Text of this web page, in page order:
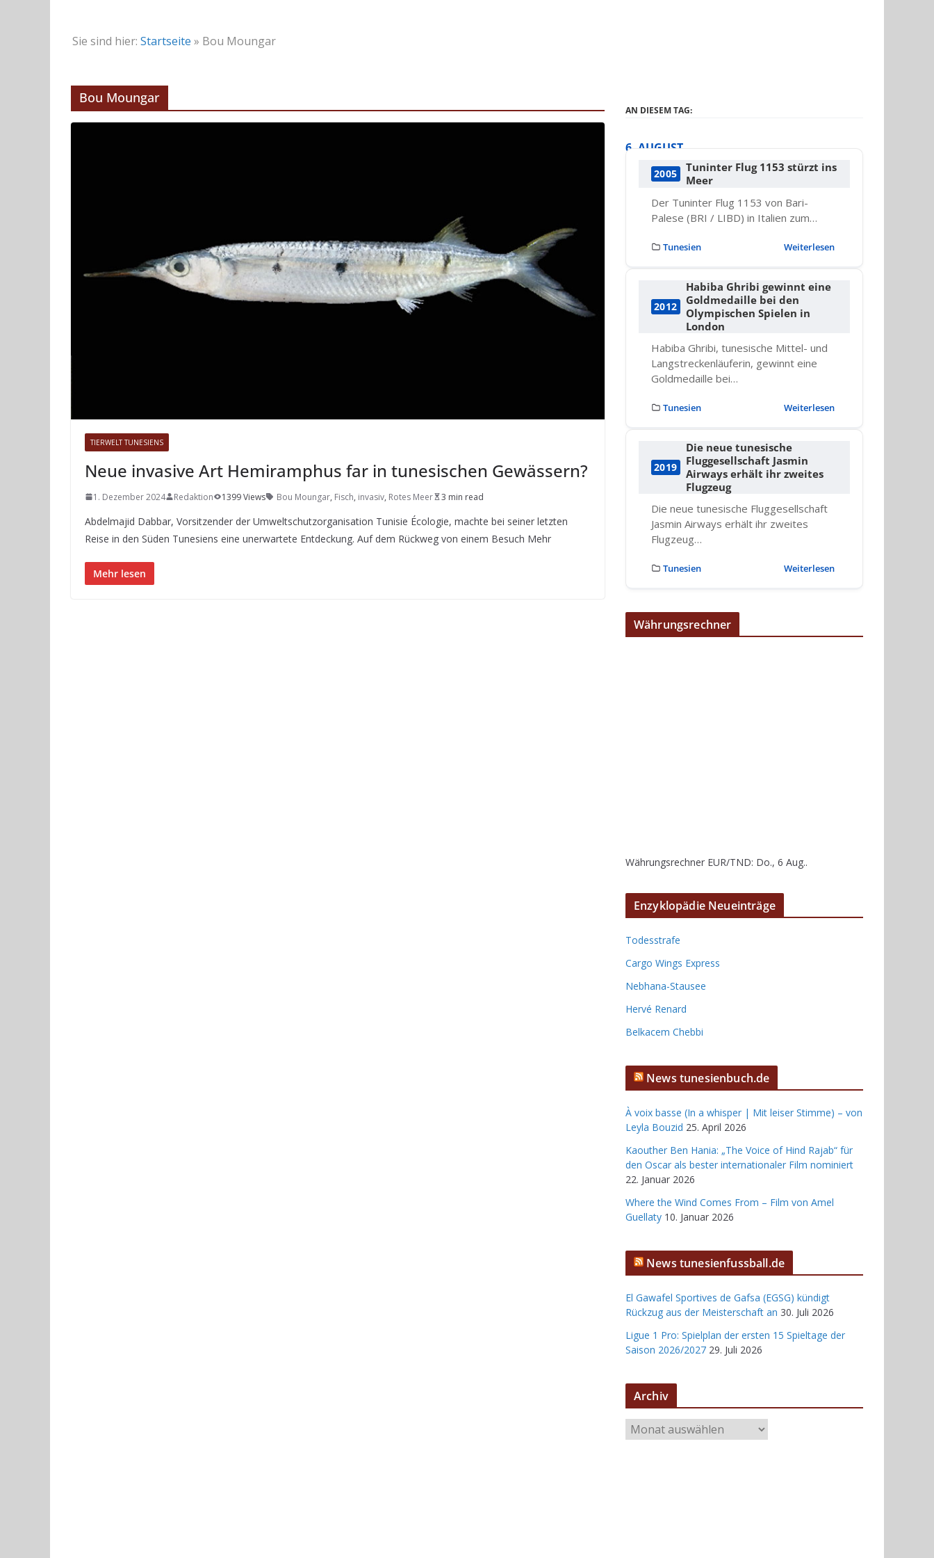
Sie sind hier: Startseite » Bou Moungar
Bou Moungar
TIERWELT TUNESIENS
Neue invasive Art Hemiramphus far in tunesischen Gewässern?
1. Dezember 2024 Redaktion 1399 Views Bou Moungar, Fisch, invasiv, Rotes Meer 3 min read
Abdelmajid Dabbar, Vorsitzender der Umweltschutzorganisation Tunisie Écologie, machte bei seiner letzten
Reise in den Süden Tunesiens eine unerwartete Entdeckung. Auf dem Rückweg von einem Besuch Mehr
Mehr lesen
AN DIESEM TAG:
6. AUGUST
2005
Tuninter Flug 1153 stürzt ins
Meer
Der Tuninter Flug 1153 von Bari-
Palese (BRI / LIBD) in Italien zum…
Tunesien Weiterlesen
2012
Habiba Ghribi gewinnt eine
Goldmedaille bei den
Olympischen Spielen in
London
Habiba Ghribi, tunesische Mittel- und
Langstreckenläuferin, gewinnt eine
Goldmedaille bei…
Tunesien Weiterlesen
2019
Die neue tunesische
Fluggesellschaft Jasmin
Airways erhält ihr zweites
Flugzeug
Die neue tunesische Fluggesellschaft
Jasmin Airways erhält ihr zweites
Flugzeug…
Tunesien Weiterlesen
Währungsrechner
Währungsrechner EUR/TND: Do., 6 Aug..
Enzyklopädie Neueinträge
Todesstrafe
Cargo Wings Express
Nebhana-Stausee
Hervé Renard
Belkacem Chebbi
News tunesienbuch.de
À voix basse (In a whisper | Mit leiser Stimme) – von
Leyla Bouzid 25. April 2026
Kaouther Ben Hania: „The Voice of Hind Rajab“ für
den Oscar als bester internationaler Film nominiert
22. Januar 2026
Where the Wind Comes From – Film von Amel
Guellaty 10. Januar 2026
News tunesienfussball.de
El Gawafel Sportives de Gafsa (EGSG) kündigt
Rückzug aus der Meisterschaft an 30. Juli 2026
Ligue 1 Pro: Spielplan der ersten 15 Spieltage der
Saison 2026/2027 29. Juli 2026
Archiv
r